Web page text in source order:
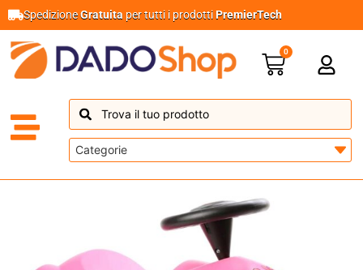
SpedizioneGratuita per tutti i prodottiPremierTech
0